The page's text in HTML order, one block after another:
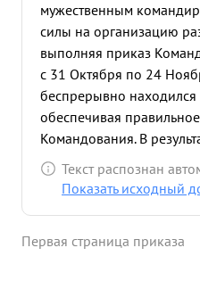
мужественным
силы на организацию
выполняя приказ
с 31 Октября по 24
беспрерывно находился
обеспечивая
Командования. В
взимодействия всех
контратакующий
противник потерил
Текст распознан
Показать исходный
Первая страница приказа